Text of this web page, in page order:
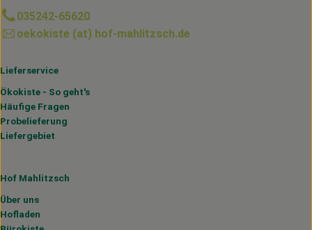
035242-65620
oekokiste (at) hof-mahlitzsch.de
Lieferservice
Ökokiste - So geht's
Häufige Fragen
Probelieferung
Liefergebiet
Hof Mahlitzsch
Über uns
Hofladen